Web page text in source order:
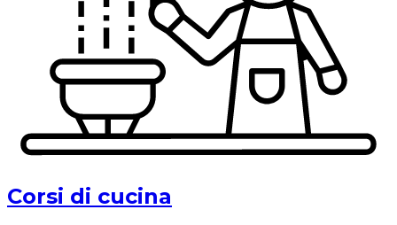
Corsi di cucina